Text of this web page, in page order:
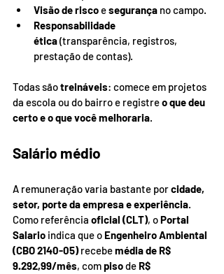
Visão de risco e segurança no campo.
Responsabilidade
ética (transparência, registros,
prestação de contas).
Todas são treináveis: comece em projetos
da escola ou do bairro e registre o que deu
certo e o que você melhoraria.
Salário médio
A remuneração varia bastante por cidade,
setor, porte da empresa e experiência.
Como referência oficial (CLT), o Portal
Salario indica que o Engenheiro Ambiental
(CBO 2140-05) recebe média de R$
9.292,99/mês, com piso de R$